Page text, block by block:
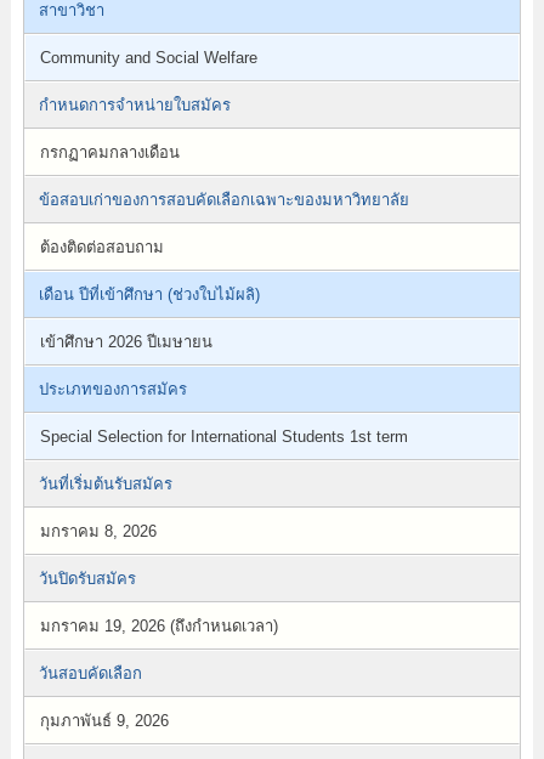
สาขาวิชา
Community and Social Welfare
กำหนดการจำหน่ายใบสมัคร
กรกฏาคมกลางเดือน
ข้อสอบเก่าของการสอบคัดเลือกเฉพาะของมหาวิทยาลัย
ต้องติดต่อสอบถาม
เดือน ปีที่เข้าศึกษา (ช่วงใบไม้ผลิ)
เข้าศึกษา 2026 ปีเมษายน
ประเภทของการสมัคร
Special Selection for International Students 1st term
วันที่เริ่มต้นรับสมัคร
มกราคม 8, 2026
วันปิดรับสมัคร
มกราคม 19, 2026 (ถึงกำหนดเวลา)
วันสอบคัดเลือก
กุมภาพันธ์ 9, 2026